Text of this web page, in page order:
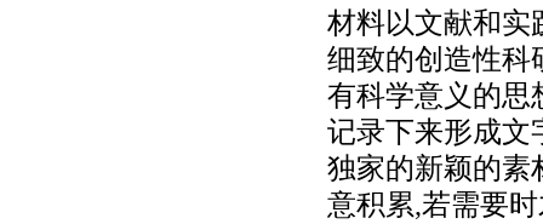
材料以文献和实
细致的创造性科
有科学意义的思
记录下来形成文
独家的新颖的素
意积累,若需要